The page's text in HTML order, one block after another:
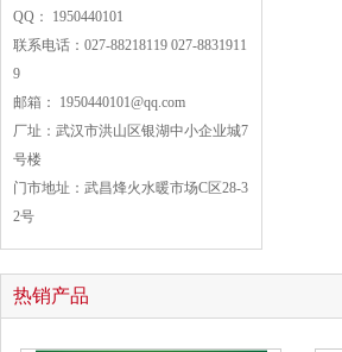
QQ： 1950440101
联系电话：027-88218119 027-8831911
9
邮箱： 1950440101@qq.com
厂址：武汉市洪山区银湖中小企业城7
号楼
门市地址：武昌烽火水暖市场C区28-3
2号
热销产品